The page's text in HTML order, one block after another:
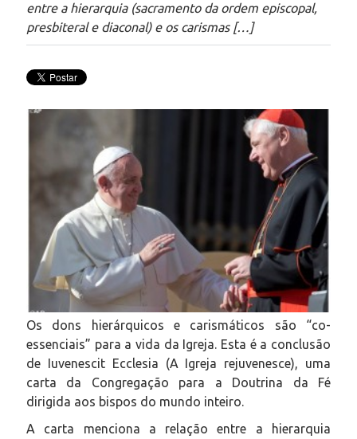
entre a hierarquia (sacramento da ordem episcopal,
presbiteral e diaconal) e os carismas […]
Os dons hierárquicos e carismáticos são “co-
essenciais” para a vida da Igreja. Esta é a conclusão
de Iuvenescit Ecclesia (A Igreja rejuvenesce), uma
carta da Congregação para a Doutrina da Fé
dirigida aos bispos do mundo inteiro.
A carta menciona a relação entre a hierarquia